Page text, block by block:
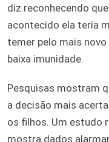
diz reconhecendo
acontecido ela teria
temer pelo mais
baixa imunidade.
Pesquisas mostram
a decisão mais
os filhos. Um estudo
mostra dados